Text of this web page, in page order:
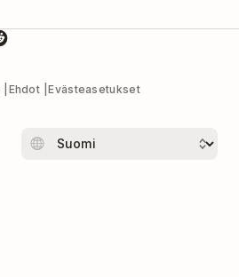
Ehdot
Evästeasetukset